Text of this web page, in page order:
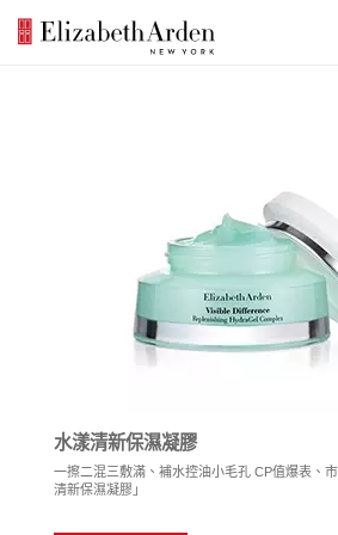
水漾清新保濕凝膠
一擦二混三敷滿、補水控油小毛孔 CP值爆表、
清新保濕凝膠」